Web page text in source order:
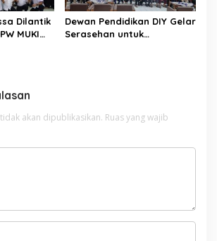
Dilantik
MUKI
Dewan Pendidikan DIY Gelar
Serasehan untuk
akan dipublikasikan. Ruas yang wajib